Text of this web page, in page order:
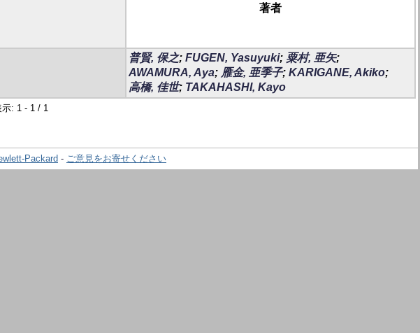
著者
普賢, 保之; FUGEN, Yasuyuki; 粟村, 亜矢;
AWAMURA, Aya; 雁金, 亜季子; KARIGANE, Akiko;
高橋, 佳世; TAKAHASHI, Kayo
: 1 - 1 / 1
Packard - ご意見をお寄せください